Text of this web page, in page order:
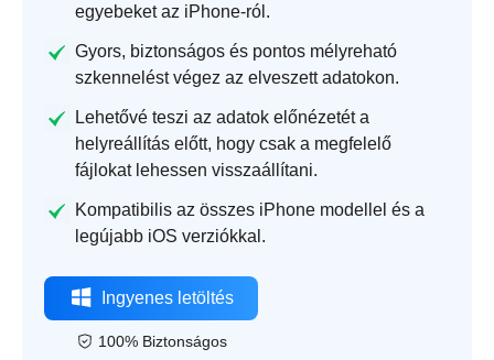
egyebeket az iPhone-ról.
Gyors, biztonságos és pontos mélyreható
szkennelést végez az elveszett adatokon.
Lehetővé teszi az adatok előnézetét a
helyreállítás előtt, hogy csak a megfelelő
fájlokat lehessen visszaállítani.
Kompatibilis az összes iPhone modellel és a
legújabb iOS verziókkal.
Ingyenes letöltés
100% Biztonságos